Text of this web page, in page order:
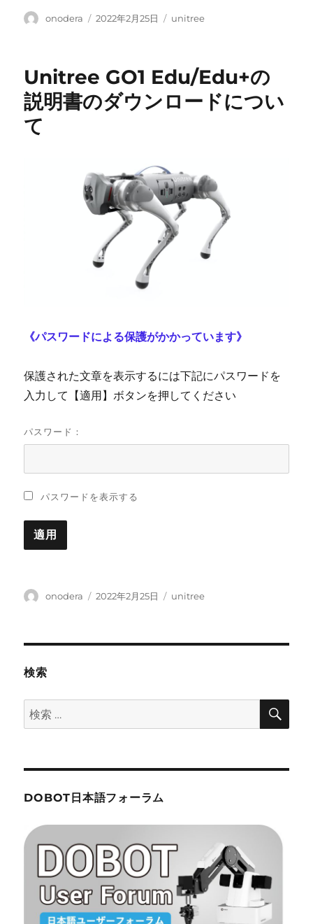
投
onodera
投
2022年2月25日
カ
ー
unitree
Unitree GO1 Edu/Edu+の
説明書のダウンロードについ
て
《パスワードによる保護がかかっています》
保護された文章を表示するには下記にパスワードを
入力して【適用】ボタンを押してください
パスワード：
パスワードを表示する
投
onodera
投
2022年2月25日
カ
unitree
検索
検
索:
検
DOBOT日本語フォーラム